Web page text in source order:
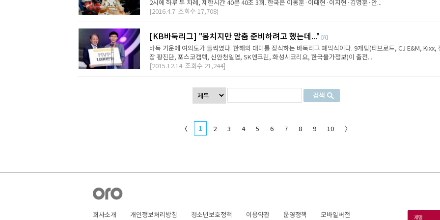
2시에 하루 두 차례, 제한시간 40분 40초 3회. 한국은 이동훈·이태현·이지현·김명훈·안...
[2016.4.7 조회수 17,708]
[KB바둑리그] "몸치지만 말춤 준비하려고 했는데..." [8]
바둑 기운에 여의도가 들썩였다. 한해의 대미를 장식하는 바둑리그 폐막식이다. 9개팀(티브로드, CJ E&M, Kixx,
장 황진단, 포스코켐텍, 신안천일염, SK엔크린, 화성시코리요, 한국물가정보)이 출전...
[2015.12.14 조회수 21,244]
〈 1 2 3 4 5 6 7 8 9 10 〉
회사소개 개인정보처리방침 청소년보호정책 이용약관 운영정책 모바일버전